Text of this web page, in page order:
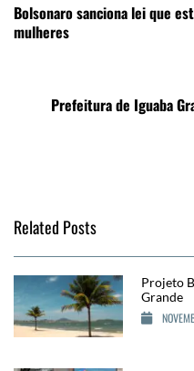
Bolsonaro sanciona lei que
mulheres
Prefeitura de Iguaba
Related Posts
Projeto
Grande